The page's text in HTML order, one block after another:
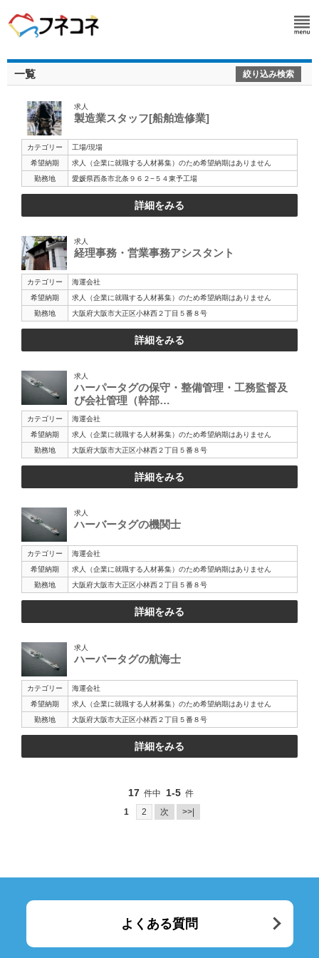
一覧 絞り込み検索
求人
製造業スタッフ[船舶造修業]
カテゴリー
工場/現場
希望納期
求人（企業に就職する人材募集）のため希望納期はありません
勤務地
愛媛県西条市北条９６２−５４東予工場
詳細をみる
求人
経理事務・営業事務アシスタント
カテゴリー
海運会社
希望納期
求人（企業に就職する人材募集）のため希望納期はありません
勤務地
大阪府大阪市大正区小林西２丁目５番８号
詳細をみる
求人
ハーパータグの保守・整備管理・工務監督及
び会社管理（幹部…
カテゴリー
海運会社
希望納期
求人（企業に就職する人材募集）のため希望納期はありません
勤務地
大阪府大阪市大正区小林西２丁目５番８号
詳細をみる
求人
ハーバータグの機関士
カテゴリー
海運会社
希望納期
求人（企業に就職する人材募集）のため希望納期はありません
勤務地
大阪府大阪市大正区小林西２丁目５番８号
詳細をみる
求人
ハーバータグの航海士
カテゴリー
海運会社
希望納期
求人（企業に就職する人材募集）のため希望納期はありません
勤務地
大阪府大阪市大正区小林西２丁目５番８号
詳細をみる
17 件中 1-5 件
1
2 次 >>|
よくある質問